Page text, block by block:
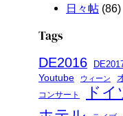
日々帖 (86)
Tags
DE2016
Youtube ウィーン
コンサート
ドイ